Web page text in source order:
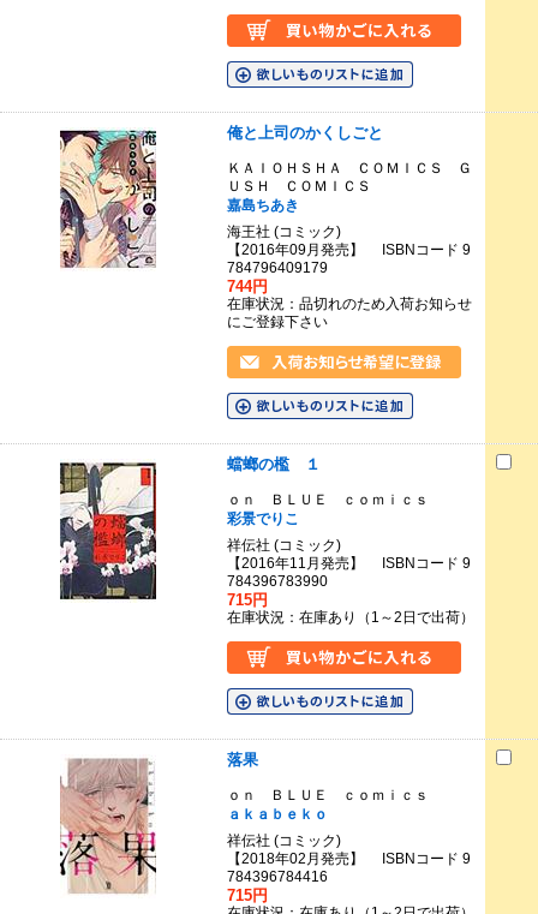
俺と上司のかくしごと
ＫＡＩＯＨＳＨＡ ＣＯＭＩＣＳ Ｇ
ＵＳＨ ＣＯＭＩＣＳ
嘉島ちあき
海王社 (コミック)
【2016年09月発売】 ISBNコード 9
784796409179
744円
在庫状況：品切れのため入荷お知らせ
にご登録下さい
蟷螂の檻 １
ｏｎ ＢＬＵＥ ｃｏｍｉｃｓ
彩景でりこ
祥伝社 (コミック)
【2016年11月発売】 ISBNコード 9
784396783990
715円
在庫状況：在庫あり（1～2日で出荷）
落果
ｏｎ ＢＬＵＥ ｃｏｍｉｃｓ
ａｋａｂｅｋｏ
祥伝社 (コミック)
【2018年02月発売】 ISBNコード 9
784396784416
715円